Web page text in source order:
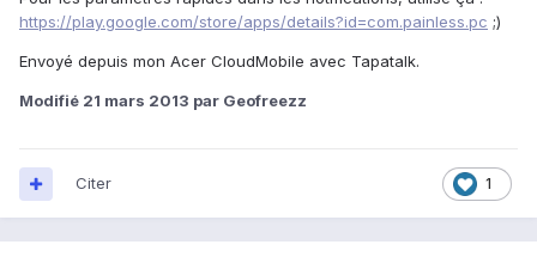
https://play.google.com/store/apps/details?id=com.painless.pc ;)
Envoyé depuis mon Acer CloudMobile avec Tapatalk.
Modifié 21 mars 2013 par Geofreezz
1
Citer